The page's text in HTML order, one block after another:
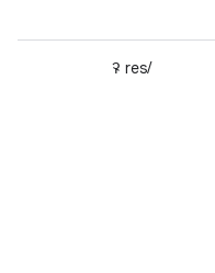
ꛭ res/